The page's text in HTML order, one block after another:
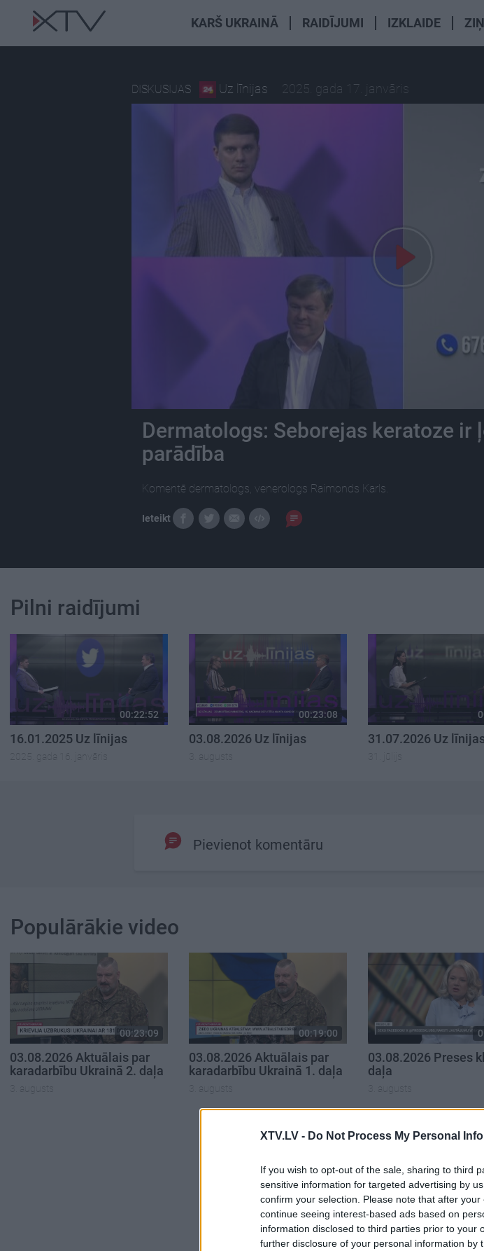
XTV.LV - Do Not Process My Personal
If you wish to opt-out of the sale, sharing to third
sensitive information for targeted advertising by
confirm your selection. Please note that after
continue seeing interest-based ads based on
information disclosed to third parties prior to your
further disclosure of your personal information by
KARŠ UKRAINĀ RAIDĪJUMI IZKLAIDE
DISKUSIJAS Uz līnijas 2025. gada 17. janvāris
Dermatologs: Seborejas keratoze ir
parādība
Komentē dermatologs, venerologs Raimonds Karls.
Ieteikt
Pilni raidījumi
00:22:52
16.01.2025 Uz līnijas
2025. gada 16. janvāris
00:23:08
03.08.2026 Uz līnijas
3. augusts
31.07.2026 Uz
31. jūlijs
Pievienot komentāru
Populārākie video
00:23:09
03.08.2026 Aktuālais par
karadarbību Ukrainā 2. daļa
3. augusts
00:19:00
03.08.2026 Aktuālais par
karadarbību Ukrainā 1. daļa
3. augusts
03.08.2026 Preses
daļa
3. augusts